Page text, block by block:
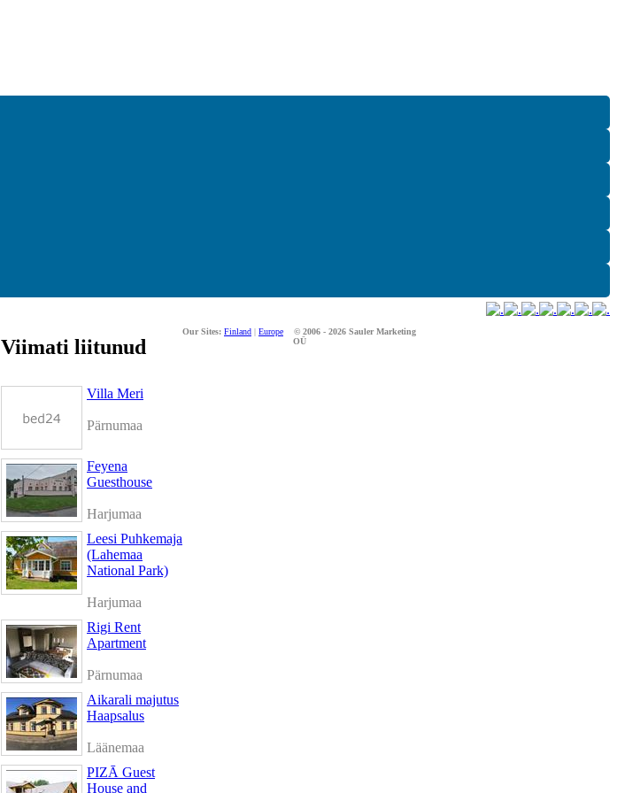
Viimati liitunud
Villa Meri
Pärnumaa
Feyena
Guesthouse
Harjumaa
Leesi Puhkemaja
(Lahemaa
National Park)
Harjumaa
Rigi Rent
Apartment
Pärnumaa
Aikarali majutus
Haapsalus
Läänemaa
PIZĀ Guest
House and
Our Sites: Finland | Europe
© 2006 - 2026 Sauler Marketing
OÜ